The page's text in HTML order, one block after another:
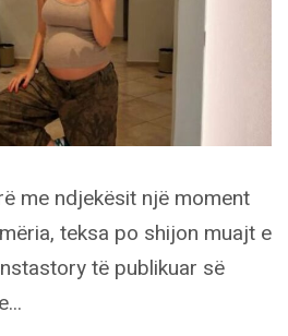
me ndjekësit një moment
teksa po shijon muajt e
të publikuar së